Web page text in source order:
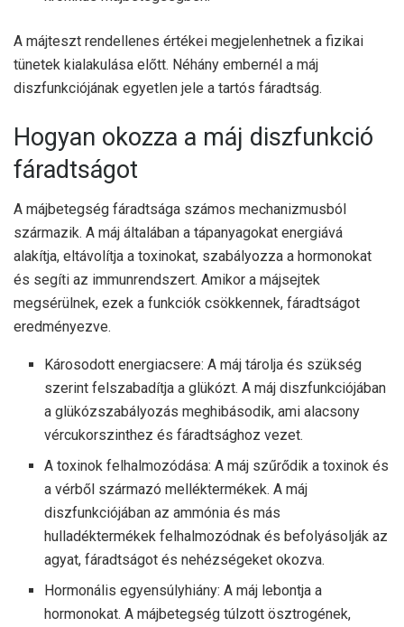
A májteszt rendellenes értékei megjelenhetnek a fizikai
tünetek kialakulása előtt. Néhány embernél a máj
diszfunkciójának egyetlen jele a tartós fáradtság.
Hogyan okozza a máj diszfunkció
fáradtságot
A májbetegség fáradtsága számos mechanizmusból
származik. A máj általában a tápanyagokat energiává
alakítja, eltávolítja a toxinokat, szabályozza a hormonokat
és segíti az immunrendszert. Amikor a májsejtek
megsérülnek, ezek a funkciók csökkennek, fáradtságot
eredményezve.
Károsodott energiacsere: A máj tárolja és szükség
szerint felszabadítja a glükózt. A máj diszfunkciójában
a glükózszabályozás meghibásodik, ami alacsony
vércukorszinthez és fáradtsághoz vezet.
A toxinok felhalmozódása: A máj szűrődik a toxinok és
a vérből származó melléktermékek. A máj
diszfunkciójában az ammónia és más
hulladéktermékek felhalmozódnak és befolyásolják az
agyat, fáradtságot és nehézségeket okozva.
Hormonális egyensúlyhiány: A máj lebontja a
hormonokat. A májbetegség túlzott ösztrogének,